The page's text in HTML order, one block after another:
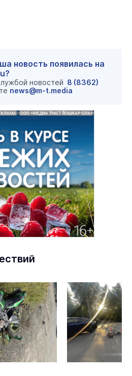
новость появилась на
новостей 8 (8362)
news@m-t.media